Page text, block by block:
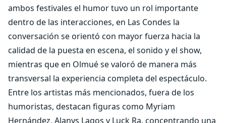
ambos festivales el humor tuvo un rol importante
dentro de las interacciones, en Las Condes la
conversación se orientó con mayor fuerza hacia la
calidad de la puesta en escena, el sonido y el show,
mientras que en Olmué se valoró de manera más
transversal la experiencia completa del espectáculo.
Entre los artistas más mencionados, fuera de los
humoristas, destacan figuras como Myriam
Hernández, Alanys Lagos y Luck Ra, concentrando una